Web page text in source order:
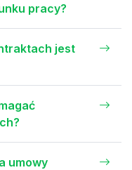
pracy?
jest
umowy